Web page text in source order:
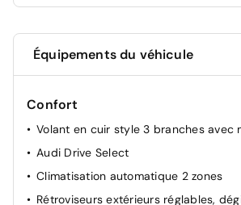
recul - Audi Parking System Plus
Pack Esthétique Noir Plus - Anneaux
noir sur l'AV et l'AR du véhicule et
identification du modèle/moteur en
Pack Esthétique noir - apporte une
noire à l'extérieur, au niveau de l'Audi
Pack Extérieur S-Line - Pare-chocs
Équipements du véhicule
Confort
Volant en cuir style 3 branches avec
Audi Drive Select
Climatisation automatique 2 zones
Rétroviseurs extérieurs réglables,